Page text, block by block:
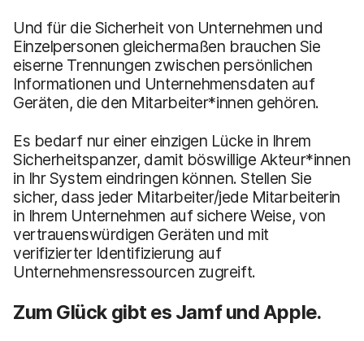
Und für die Sicherheit von Unternehmen und
Einzelpersonen gleichermaßen brauchen Sie
eiserne Trennungen zwischen persönlichen
Informationen und Unternehmensdaten auf
Geräten, die den Mitarbeiter*innen gehören.
Es bedarf nur einer einzigen Lücke in Ihrem
Sicherheitspanzer, damit böswillige Akteur*innen
in Ihr System eindringen können. Stellen Sie
sicher, dass jeder Mitarbeiter/jede Mitarbeiterin
in Ihrem Unternehmen auf sichere Weise, von
vertrauenswürdigen Geräten und mit
verifizierter Identifizierung auf
Unternehmensressourcen zugreift.
Zum Glück gibt es Jamf und Apple.